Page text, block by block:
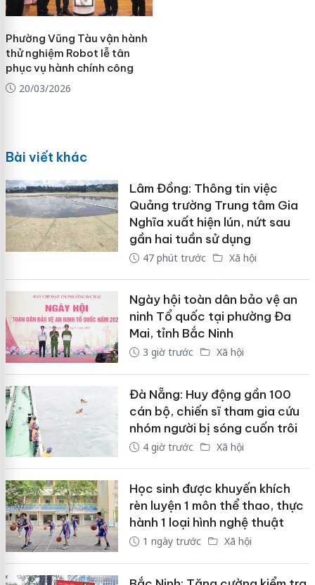
Phường Vũng Tàu vận hành
thử nghiệm Robot lễ tân
phục vụ hành chính công
20/03/2026
Bài viết khác
Lâm Đồng: Thông tin việc
Quảng trường Trung tâm Gia
Nghĩa xuất hiện lún, nứt sau
gần hai tuần sử dụng
47 phút trước Xã hội
Ngày hội toàn dân bảo vệ an
ninh Tổ quốc tại phường Đa
Mai, tỉnh Bắc Ninh
3 giờ trước Xã hội
Đà Nẵng: Huy động gần 100
cán bộ, chiến sĩ tham gia cứu
nhóm người bị sóng cuốn trôi
4 giờ trước Xã hội
Học sinh được khuyến khích
rèn luyện 1 môn thể thao, thực
hành 1 loại hình nghệ thuật
1 ngày trước Xã hội